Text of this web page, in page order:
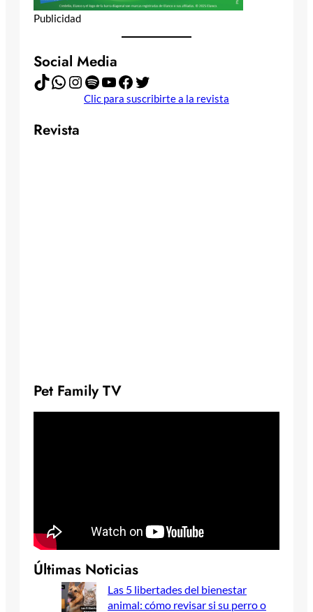
Publicidad
Social Media
TikTok WhatsApp Instagram Spotify YouTube Facebook Twitter
Clic para suscribirte a la revista
Revista
Pet Family TV
Últimas Noticias
Las 5 libertades del bienestar
animal: cómo revisar si su perro o